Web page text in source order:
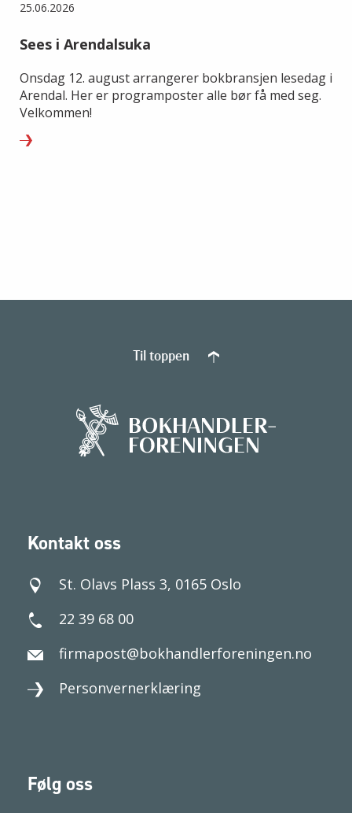
25.06.2026
Sees i Arendalsuka
Onsdag 12. august arrangerer bokbransjen lesedag i
Arendal. Her er programposter alle bør få med seg.
Velkommen!
Kontakt oss
St. Olavs Plass 3, 0165 Oslo
22 39 68 00
firmapost@bokhandlerforeningen.no
Personvernerklæring
Følg oss
Til toppen